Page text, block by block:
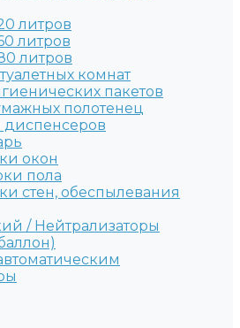
литров
литров
литров
комнат
пакетов
полотенец
диспенсеров
окон
пола
стен, обеспылевания
/ Нейтрализаторы